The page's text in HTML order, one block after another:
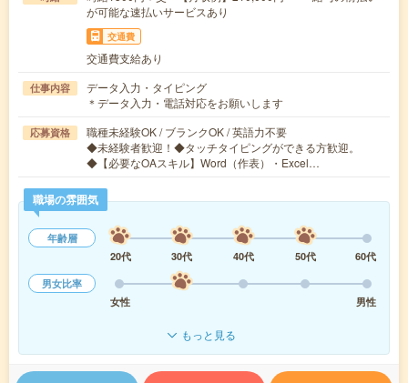
が可能な速払いサービスあり
交通費
交通費支給あり
仕事内容
データ入力・タイピング
＊データ入力・電話対応をお願いします
応募資格
職種未経験OK / ブランクOK / 英語力不要
◆未経験者歓迎！◆タッチタイピングができる方歓迎。
◆【必要なOAスキル】Word（作表）・Excel…
職場の雰囲気
年齢層
20代
30代 40代 50代
60代
男女比率
女性
男性
もっと見る